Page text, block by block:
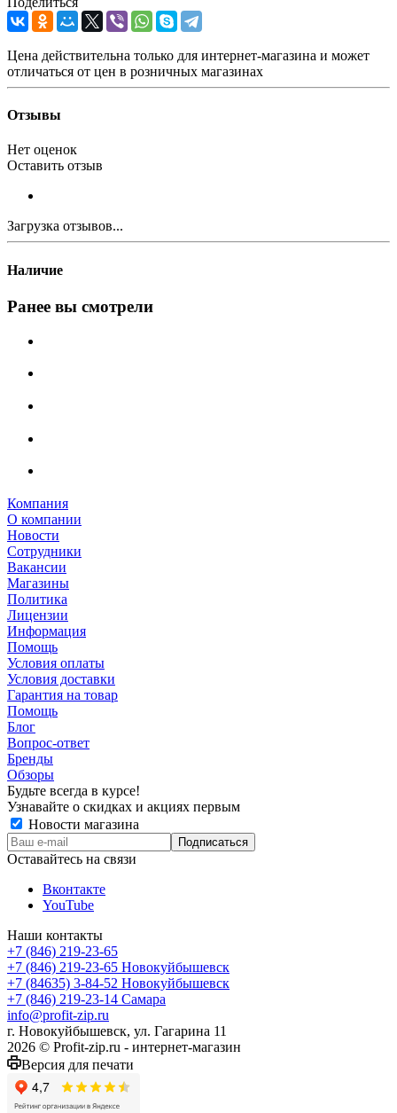
Цена действительна только для интернет-магазина и может
отличаться от цен в розничных магазинах
Отзывы
Нет оценок
Оставить отзыв
Загрузка отзывов...
Наличие
Ранее вы смотрели
Компания
О компании
Новости
Сотрудники
Вакансии
Магазины
Политика
Лицензии
Информация
Помощь
Условия оплаты
Условия доставки
Гарантия на товар
Помощь
Блог
Вопрос-ответ
Бренды
Обзоры
Будьте всегда в курсе!
Узнавайте о скидках и акциях первым
Новости магазина
Оставайтесь на связи
Вконтакте
YouTube
Наши контакты
+7 (846) 219-23-65
+7 (846) 219-23-65 Новокуйбышевск
+7 (84635) 3-84-52 Новокуйбышевск
+7 (846) 219-23-14 Самара
info@profit-zip.ru
г. Новокуйбышевск, ул. Гагарина 11
2026 © Profit-zip.ru - интернет-магазин
Версия для печати